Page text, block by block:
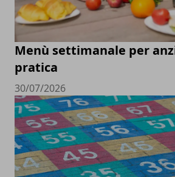
Menù settimanale per
pratica
30/07/2026